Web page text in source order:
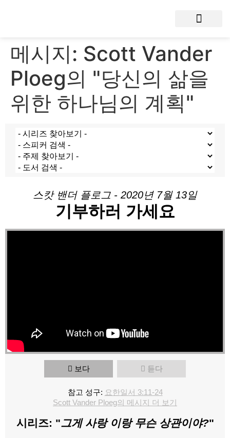
메시지: Scott Vander
Ploeg의 "당신의 삶을
위한 하나님의 계획"
스캇 밴더 플로그 - 2020년 7월 13일
기부하러 가세요
보다 듣다
참고 성구: 요한일서 3:11-24
Scott Vander Ploeg의 메시지 더 보기
시리즈: "그게 사랑 이랑 무슨 상관이야?"